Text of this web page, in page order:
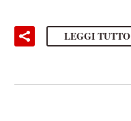
LEGGI TUTTO